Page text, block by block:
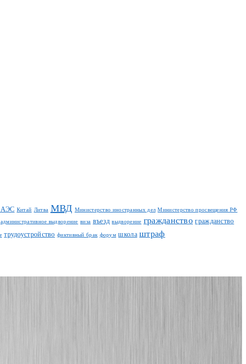
Китай Литва МВД Министерство иностранных дел Министерство просвещения РФ
административное выдворение виза въезд выдворение гражданство гражданство
трудоустройство фиктивный брак форум школа штраф